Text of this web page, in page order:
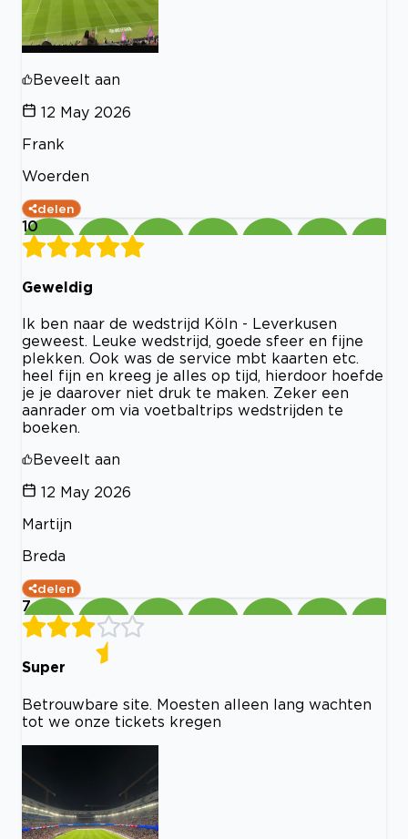
Beveelt aan
12 May 2026
Frank
Woerden
delen
10
Geweldig
Ik ben naar de wedstrijd Köln - Leverkusen
geweest. Leuke wedstrijd, goede sfeer en fijne
plekken. Ook was de service mbt kaarten etc.
heel fijn en kreeg je alles op tijd, hierdoor hoefde
je je daarover niet druk te maken. Zeker een
aanrader om via voetbaltrips wedstrijden te
boeken.
Beveelt aan
12 May 2026
Martijn
Breda
delen
7
Super
Betrouwbare site. Moesten alleen lang wachten
tot we onze tickets kregen